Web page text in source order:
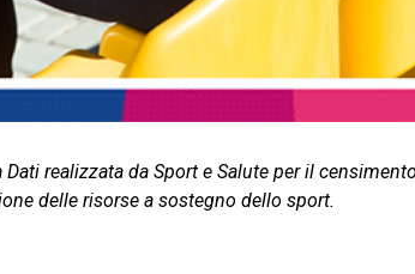
realizzata da Sport e Salute per il
delle risorse a sostegno dello sport.